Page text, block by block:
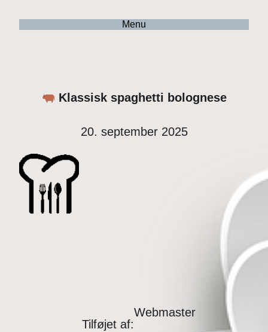
Menu
Klassisk spaghetti bolognese
20. september 2025
Tilføjet af:
Webmaster